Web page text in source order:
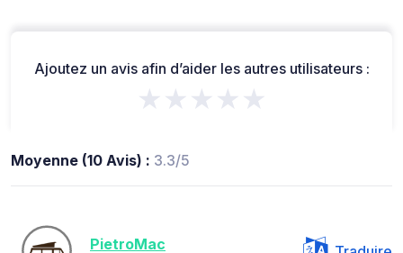
Ajoutez un avis afin d’aider les autres utilisateurs :
★★★★★
Moyenne (10 Avis) : 3.3/5
PietroMac